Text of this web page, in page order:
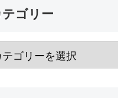
テゴリー